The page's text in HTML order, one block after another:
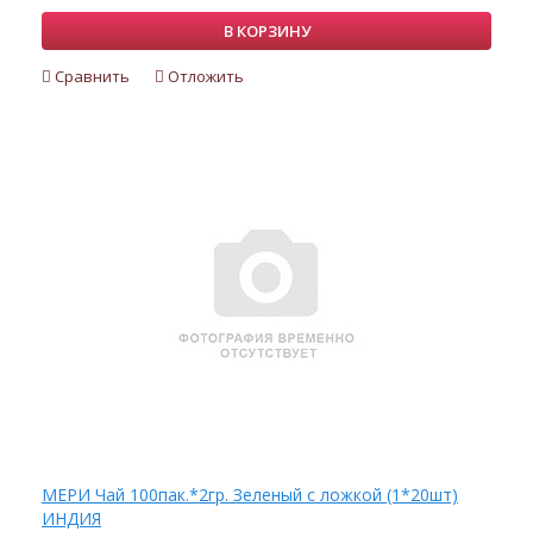
В КОРЗИНУ
Сравнить Отложить
МЕРИ Чай 100пак.*2гр. Зеленый с ложкой (1*20шт)
ИНДИЯ